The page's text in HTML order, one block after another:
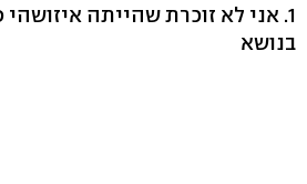
1. אני לא זוכרת שהייתה
בנושא